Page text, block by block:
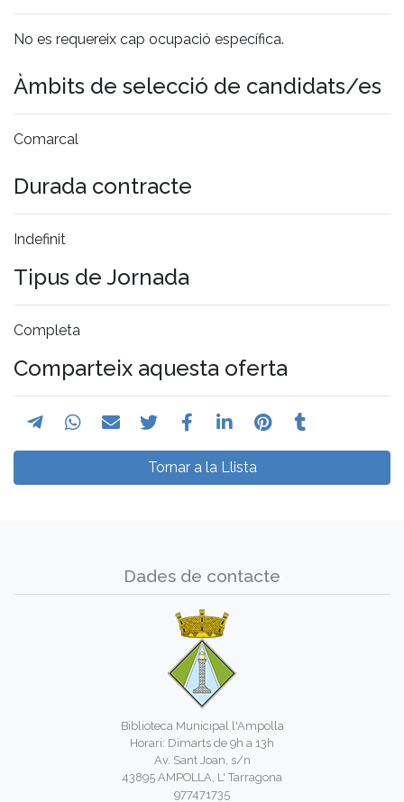
No es requereix cap ocupació específica.
Àmbits de selecció de candidats/es
Comarcal
Durada contracte
Indefinit
Tipus de Jornada
Completa
Comparteix aquesta oferta
Tornar a la Llista
Dades de contacte
Biblioteca Municipal l'Ampolla
Horari: Dimarts de 9h a 13h
Av. Sant Joan, s/n
43895 AMPOLLA, L' Tarragona
977471735